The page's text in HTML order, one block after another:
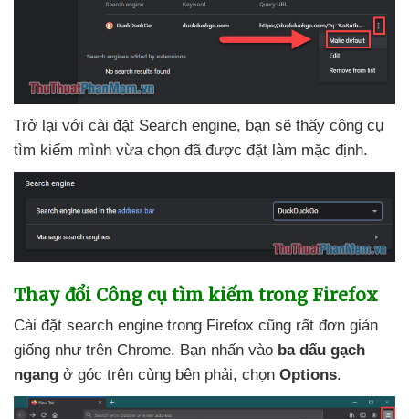
Trở lại với cài đặt Search engine, bạn sẽ thấy công cụ
tìm kiếm mình vừa chọn đã được đặt làm mặc định.
Thay đổi Công cụ tìm kiếm trong Firefox
Cài đặt search engine trong Firefox cũng rất đơn giản
giống như trên Chrome. Bạn nhấn vào ba dấu gạch
ngang ở góc trên cùng bên phải, chọn Options.